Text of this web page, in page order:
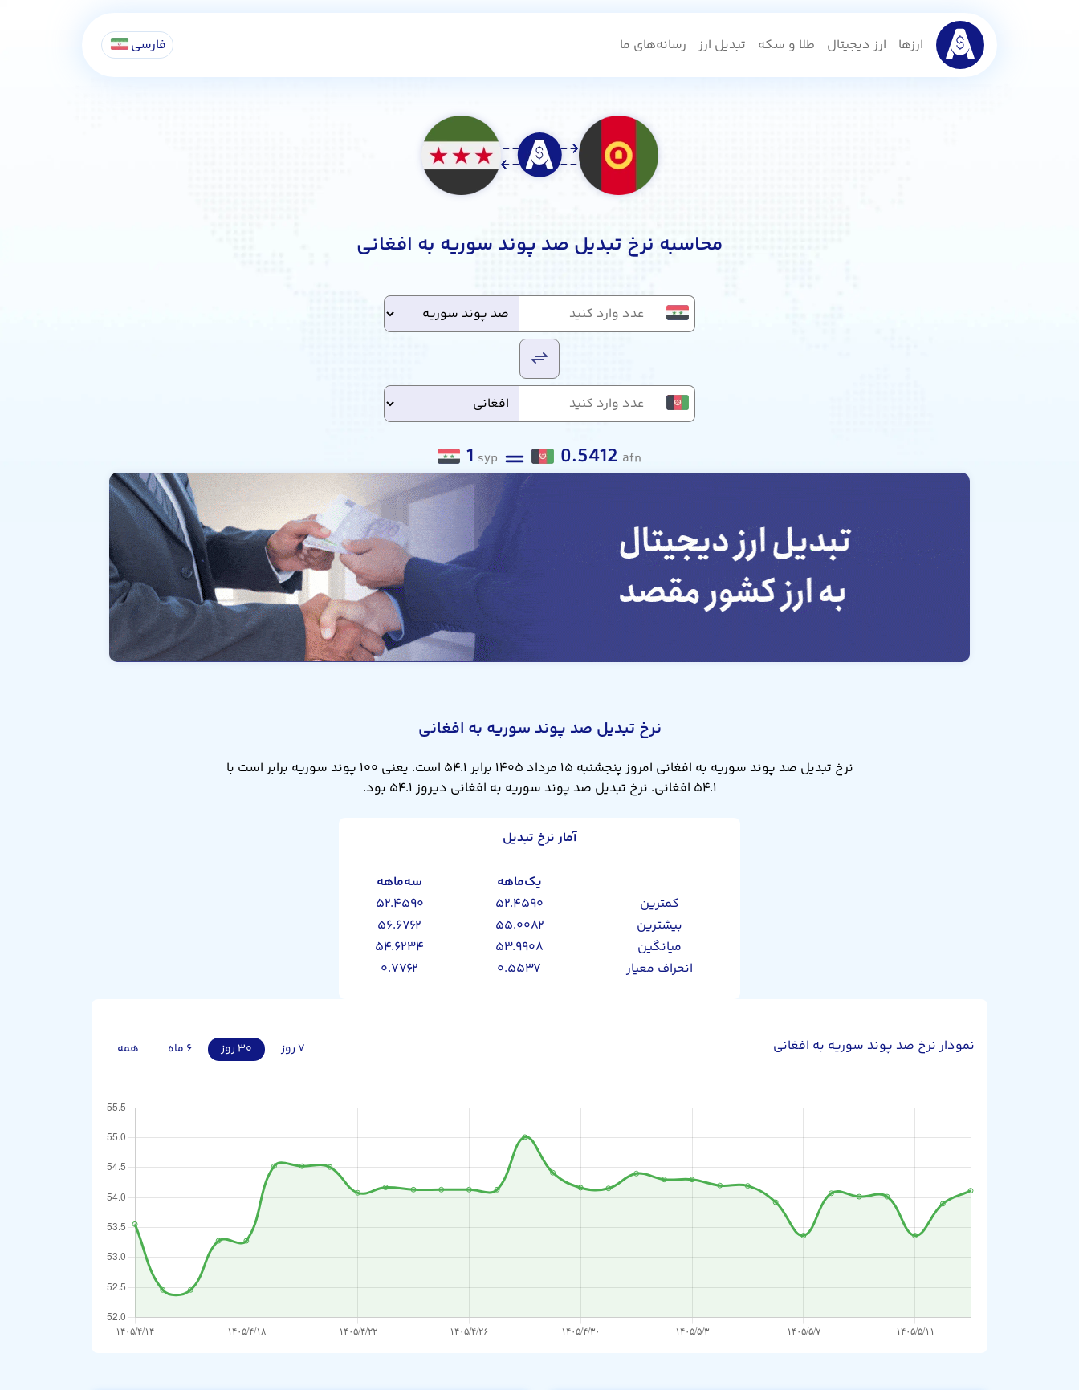
ارزها ارز دیجیتال طلا و سکه تبدیل ارز رسانه‌های ما فارسی
محاسبه نرخ تبدیل صد پوند سوریه به افغانی
1 syp 0.5412 afn
نرخ تبدیل صد پوند سوریه به افغانی
نرخ تبدیل صد پوند سوریه به افغانی امروز پنجشنبه ۱۵ مرداد ۱۴۰۵ برابر ۵۴.۱ است. یعنی ۱۰۰ پوند سوریه برابر است با
۵۴.۱ افغانی. نرخ تبدیل صد پوند سوریه به افغانی دیروز ۵۴.۱ بود.
آمار نرخ تبدیل
یک‌ماهه
سه‌ماهه
کمترین
۵۲.۴۵۹۰
۵۲.۴۵۹۰
بیشترین
۵۵.۰۰۸۲
۵۶.۶۷۶۲
میانگین
۵۳.۹۹۰۸
۵۴.۶۲۳۴
انحراف معیار
۰.۵۵۳۷ ۰.۷۷۶۲
نمودار نرخ صد پوند سوریه به افغانی ۷ روز ۳۰ روز ۶ ماه همه